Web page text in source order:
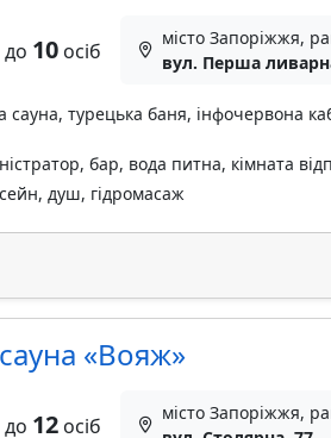
до 10осіб
місто Запоріжжя,
вул. Перша
сауна, турецька баня, інфочервона
бар, вода питна, кімната
душ, гідромасаж
«Вояж»
до 12осіб
місто Запоріжжя,